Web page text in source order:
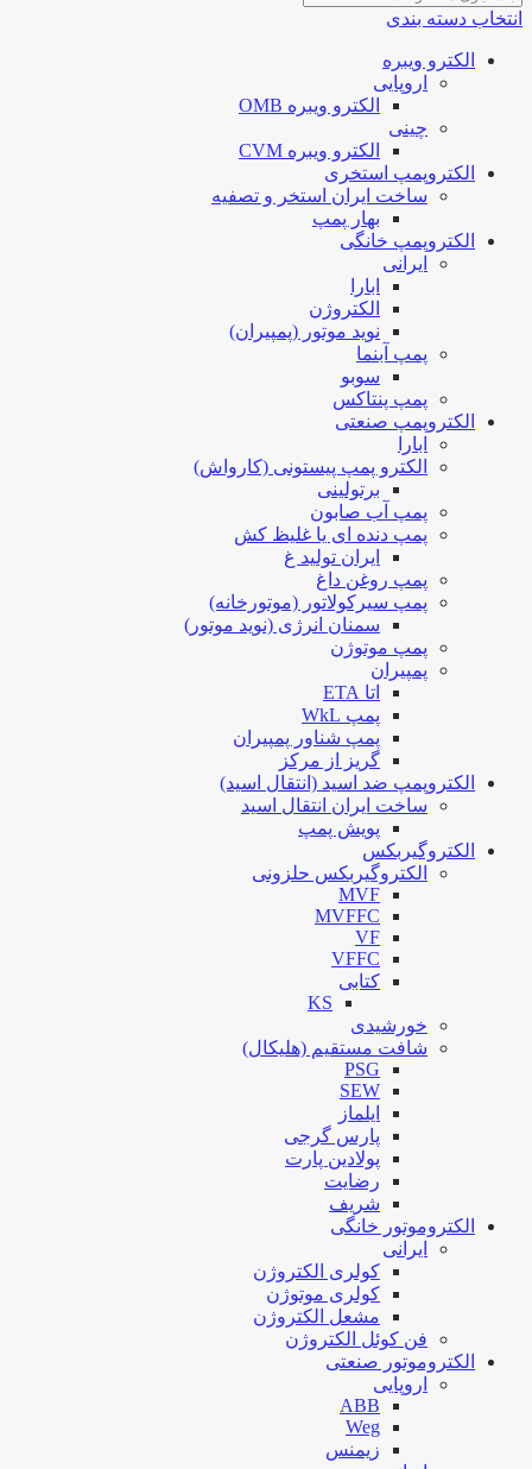
انتخاب دسته بندی
الکترو ویبره
اروپایی
الکترو ویبره OMB
چینی
الکترو ویبره CVM
الکتروپمپ استخری
ساخت ایران استخر و تصفیه
بهار پمپ
الکتروپمپ خانگی
ایرانی
ابارا
الکتروژن
نوید موتور (پمپیران)
پمپ آبنما
سوبو
پمپ پنتاکس
الکتروپمپ صنعتی
ابارا
الکترو پمپ پیستونی (کارواش)
برتولینی
پمپ آب صابون
پمپ دنده ای یا غلیظ کش
ایران تولید غ
پمپ روغن داغ
پمپ سیرکولاتور (موتورخانه)
سمنان انرژی (نوید موتور)
پمپ موتوژن
پمپیران
اتا ETA
پمپ WkL
پمپ شناور پمپیران
گریز از مرکز
الکتروپمپ ضد اسید (انتقال اسید)
ساخت ایران انتقال اسید
پویش پمپ
الکتروگیربکس
الکتروگیربکس حلزونی
MVF
MVFFC
VF
VFFC
کتابی
KS
خورشیدی
شافت مستقیم (هلیکال)
PSG
SEW
ایلماز
پارس گرجی
پولادین پارت
رضایت
شریف
الکتروموتور خانگی
ایرانی
کولری الکتروژن
کولری موتوژن
مشعل الکتروژن
فن کوئل الکتروژن
الکتروموتور صنعتی
اروپایی
ABB
Weg
زیمنس